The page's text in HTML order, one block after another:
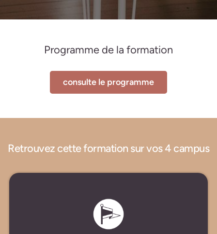
Programme de la formation
consulte le programme
Retrouvez cette formation sur vos 4 campus